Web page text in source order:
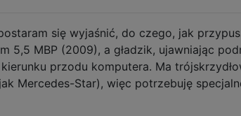
się wyjaśnić, do czego, jak
5,5 MBP (2009), a gładzik, ujawniając
przodu komputera. Ma
Mercedes-Star), więc potrzebuję